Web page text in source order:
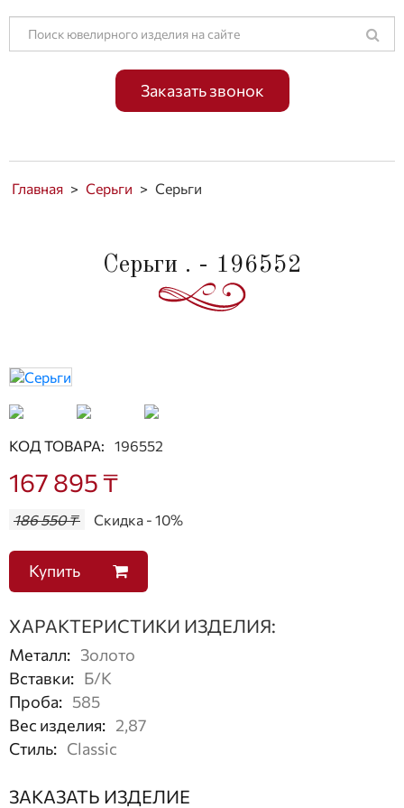
Заказать звонок
Главная > Серьги > Серьги
Серьги . - 196552
КОД ТОВАРА: 196552
167 895 ₸
186 550 ₸ Скидка - 10%
Купить
ХАРАКТЕРИСТИКИ ИЗДЕЛИЯ:
Металл: Золото
Вставки: Б/К
Проба: 585
Вес изделия: 2,87
Стиль: Classic
ЗАКАЗАТЬ ИЗДЕЛИЕ